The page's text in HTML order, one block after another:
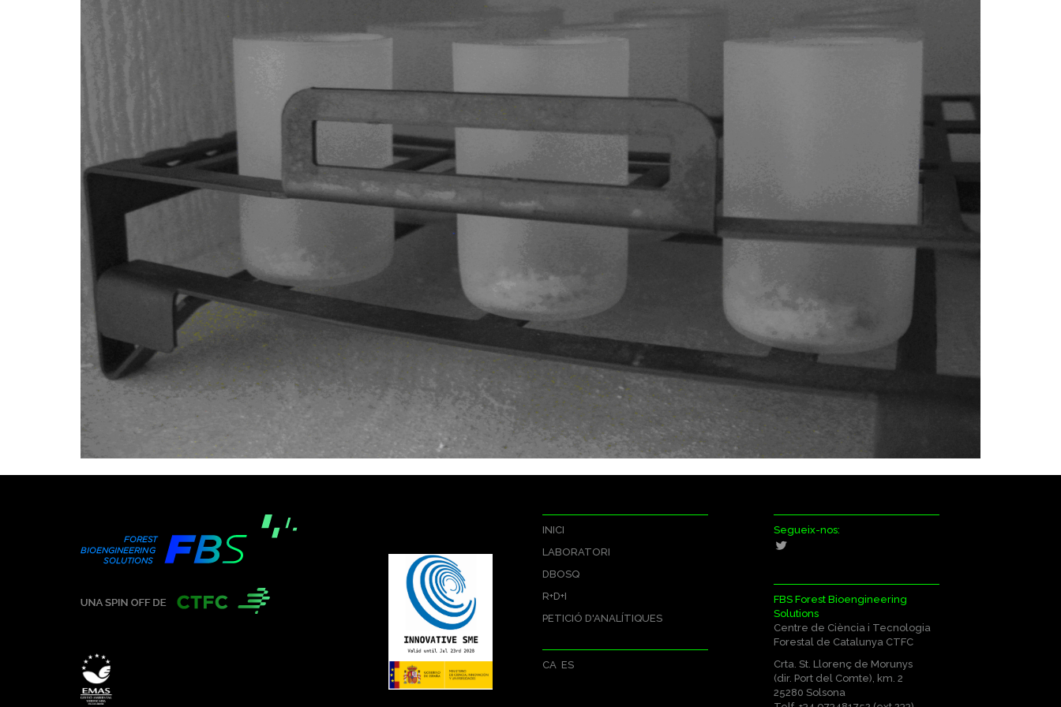
INICI
LABORATORI
DBOSQ
R+D+I
PETICIÓ D'ANALÍTIQUES
CA ES
Segueix-nos:
FBS Forest Bioengineering
Solutions
Centre de Ciència i Tecnologia
Forestal de Catalunya CTFC
Crta. St. Llorenç de Morunys
(dir. Port del Comte), km. 2
25280 Solsona